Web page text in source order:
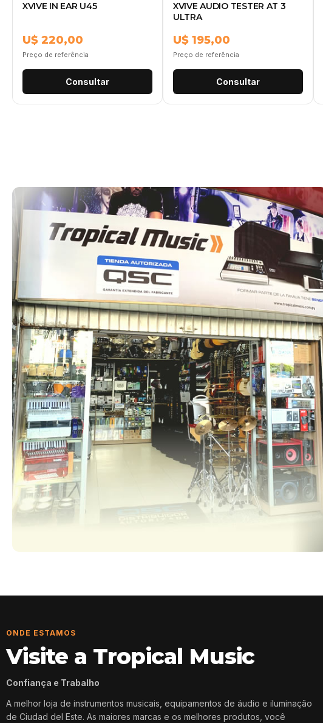
XVIVE IN EAR U45
U$ 220,00
Preço de referência
Consultar
XVIVE AUDIO TESTER AT 3
ULTRA
U$ 195,00
Preço de referência
Consultar
ONDE ESTAMOS
Visite a Tropical Music
Confiança e Trabalho
A melhor loja de instrumentos musicais, equipamentos de áudio e iluminação
de Ciudad del Este. As maiores marcas e os melhores produtos, você